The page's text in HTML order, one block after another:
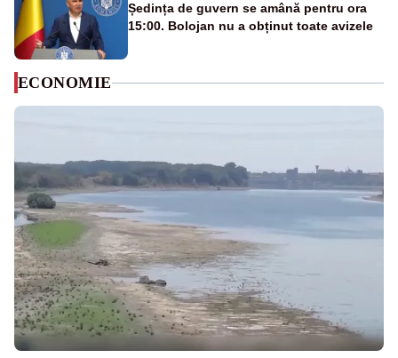
Ședința de guvern se amână pentru ora
15:00. Bolojan nu a obținut toate avizele
ECONOMIE